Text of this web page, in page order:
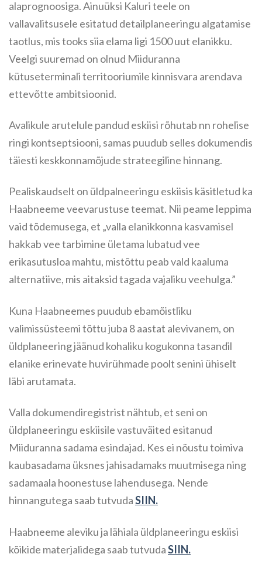
alaprognoosiga. Ainuüksi Kaluri teele on
vallavalitsusele esitatud detailplaneeringu algatamise
taotlus, mis tooks siia elama ligi 1500 uut elanikku.
Veelgi suuremad on olnud Miiduranna
kütuseterminali territooriumile kinnisvara arendava
ettevõtte ambitsioonid.
Avalikule arutelule pandud eskiisi rõhutab nn rohelise
ringi kontseptsiooni, samas puudub selles dokumendis
täiesti keskkonnamõjude strateegiline hinnang.
Pealiskaudselt on üldpalneeringu eskiisis käsitletud ka
Haabneeme veevarustuse teemat. Nii peame leppima
vaid tõdemusega, et „valla elanikkonna kasvamisel
hakkab vee tarbimine ületama lubatud vee
erikasutusloa mahtu, mistõttu peab vald kaaluma
alternatiive, mis aitaksid tagada vajaliku veehulga.”
Kuna Haabneemes puudub ebamõistliku
valimissüsteemi tõttu juba 8 aastat alevivanem, on
üldplaneering jäänud kohaliku kogukonna tasandil
elanike erinevate huvirühmade poolt senini ühiselt
läbi arutamata.
Valla dokumendiregistrist nähtub, et seni on
üldplaneeringu eskiisile vastuväited esitanud
Miiduranna sadama esindajad. Kes ei nõustu toimiva
kaubasadama üksnes jahisadamaks muutmisega ning
sadamaala hoonestuse lahendusega. Nende
hinnangutega saab tutvudaSIIN.
Haabneeme aleviku ja lähiala üldplaneeringu eskiisi
kõikide materjalidega saab tutvudaSIIN.